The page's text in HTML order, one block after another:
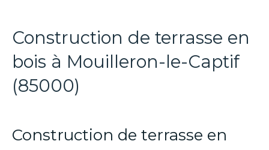
Construction de terrasse en
bois à Mouilleron-le-Captif
(85000)
Construction de terrasse en